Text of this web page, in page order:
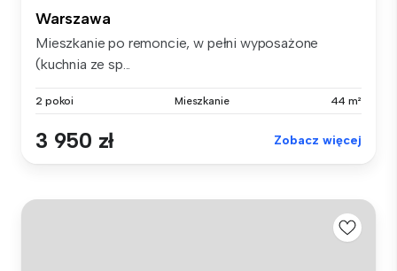
Warszawa
Mieszkanie po remoncie, w pełni wyposażone
(kuchnia ze sp...
2 pokoi Mieszkanie 44 m²
3 950 zł Zobacz więcej